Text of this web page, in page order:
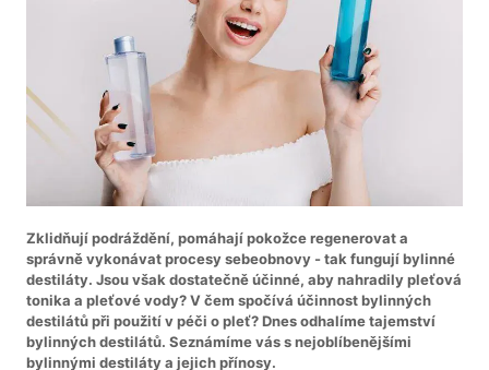
Zklidňují podráždění, pomáhají pokožce regenerovat a
správně vykonávat procesy sebeobnovy - tak fungují bylinné
destiláty. Jsou však dostatečně účinné, aby nahradily pleťová
tonika a pleťové vody? V čem spočívá účinnost bylinných
destilátů při použití v péči o pleť? Dnes odhalíme tajemství
bylinných destilátů. Seznámíme vás s nejoblíbenějšími
bylinnými destiláty a jejich přínosy.